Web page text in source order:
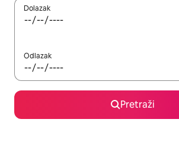
Dolazak
Odlazak
Pretraži